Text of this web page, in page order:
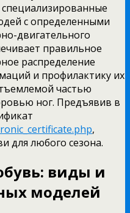
с определенными
двигательного
правильное
распределение
и профилактику их
частью
ног. Предъявив в
,
для любого сезона.
виды и
моделей